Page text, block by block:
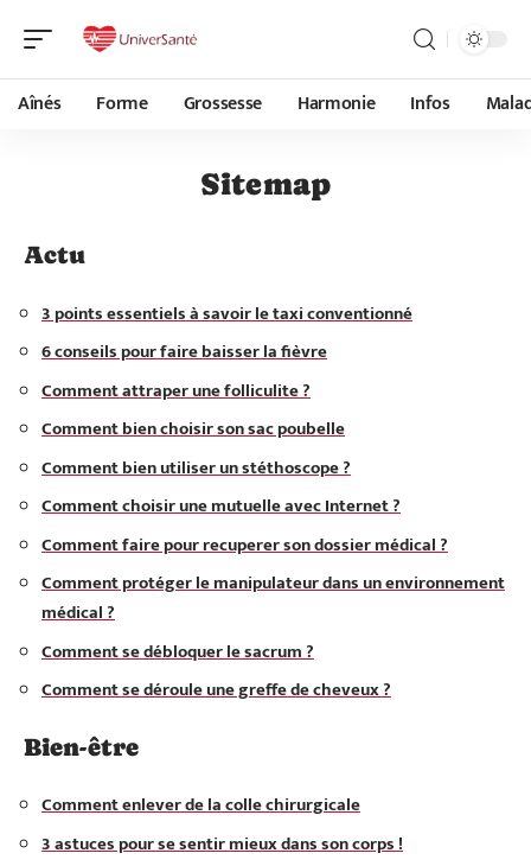
Aînés Forme Grossesse Harmonie Infos
Sitemap
Actu
3 points essentiels à savoir le taxi conventionné
6 conseils pour faire baisser la fièvre
Comment attraper une folliculite ?
Comment bien choisir son sac poubelle
Comment bien utiliser un stéthoscope ?
Comment choisir une mutuelle avec Internet ?
Comment faire pour recuperer son dossier médical ?
Comment protéger le manipulateur dans un environnement
médical ?
Comment se débloquer le sacrum ?
Comment se déroule une greffe de cheveux ?
Bien-être
Comment enlever de la colle chirurgicale
3 astuces pour se sentir mieux dans son corps !